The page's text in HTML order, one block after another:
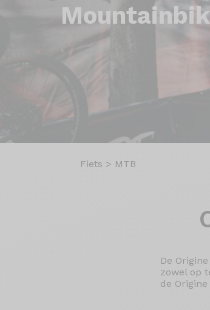
Fiets > MTB
De
zowel op
de